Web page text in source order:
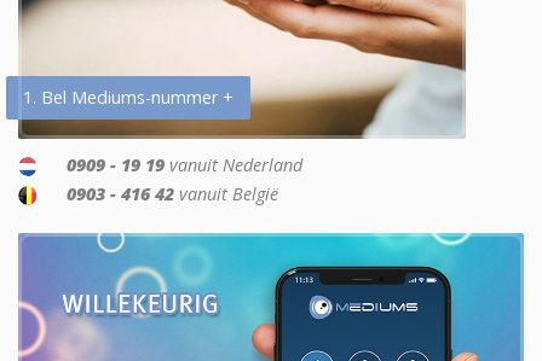
1. Bel Mediums-nummer +
0909 - 19 19 vanuit Nederland
0903 - 416 42 vanuit België